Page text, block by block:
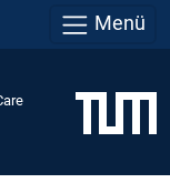
Menü